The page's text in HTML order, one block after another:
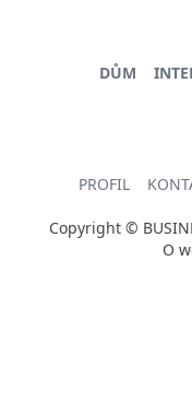
DŮM
PROFIL
Copyright ©